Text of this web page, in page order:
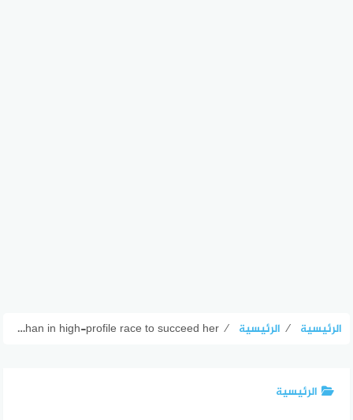
الرئيسية ⁄ الرئيسية ⁄
Nancy Pelosi endorses fellow progressive Connie Chan in high-profile race to succeed her
الرئيسية